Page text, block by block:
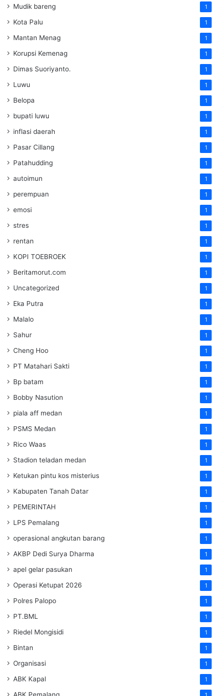
Mudik bareng 1
Kota Palu 1
Mantan Menag 1
Korupsi Kemenag 1
Dimas Suoriyanto. 1
Luwu 1
Belopa 1
bupati luwu 1
inflasi daerah 1
Pasar Cillang 1
Patahudding 1
autoimun 1
perempuan 1
emosi 1
stres 1
rentan 1
KOPI TOEBROEK 1
Beritamorut.com 1
Uncategorized 1
Eka Putra 1
Malalo 1
Sahur 1
Cheng Hoo 1
PT Matahari Sakti 1
Bp batam 1
Bobby Nasution 1
piala aff medan 1
PSMS Medan 1
Rico Waas 1
Stadion teladan medan 1
Ketukan pintu kos misterius 1
Kabupaten Tanah Datar 1
PEMERINTAH 1
LPS Pemalang 1
operasional angkutan barang 1
AKBP Dedi Surya Dharma 1
apel gelar pasukan 1
Operasi Ketupat 2026 1
Polres Palopo 1
PT.BML 1
Riedel Mongisidi 1
Bintan 1
Organisasi 1
ABK Kapal 1
ABK Pemalang